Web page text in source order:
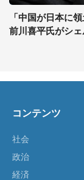
「中国が日本に
前川喜平氏がシ
コンテンツ
社会
政治
経済